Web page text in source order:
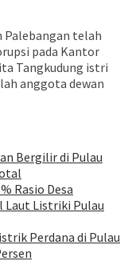
Palebangan telah
pada Kantor
Tangkudung istri
anggota dewan
Bergilir di Pulau
Rasio Desa
Listriki Pulau
Perdana di Pulau